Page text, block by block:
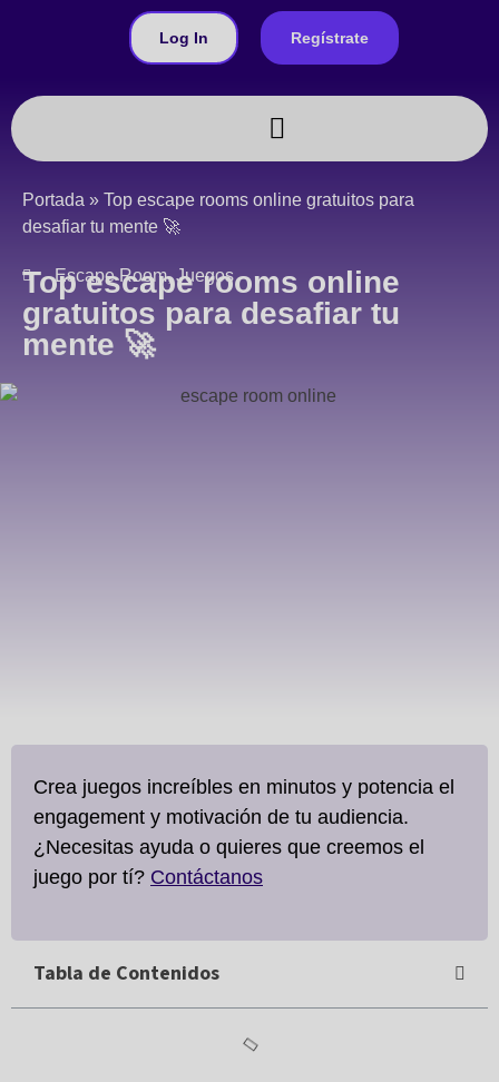
Log In Regístrate
Portada » Top escape rooms online gratuitos para
desafiar tu mente 🚀
Escape Room,Juegos
Top escape rooms online
gratuitos para desafiar tu
mente 🚀
Crea juegos increíbles en minutos y potencia el
engagement y motivación de tu audiencia.
¿Necesitas ayuda o quieres que creemos el
juego por tí? Contáctanos
Tabla de Contenidos